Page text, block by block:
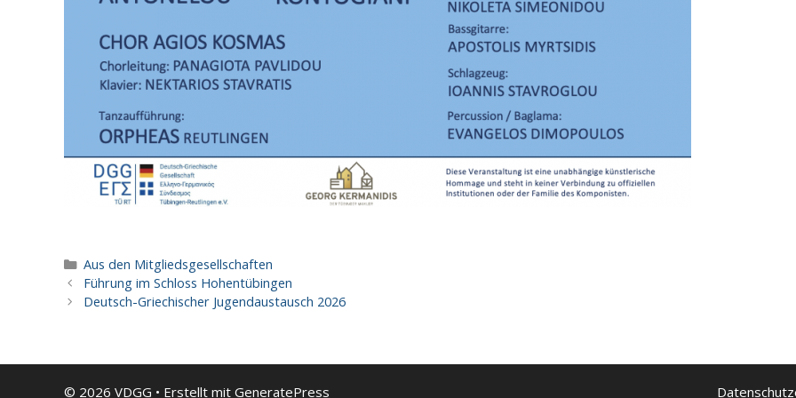
Kategorien
Aus den Mitgliedsgesellschaften
Führung im Schloss Hohentübingen
Deutsch-Griechischer Jugendaustausch 2026
© 2026 VDGG • Erstellt mit GeneratePress